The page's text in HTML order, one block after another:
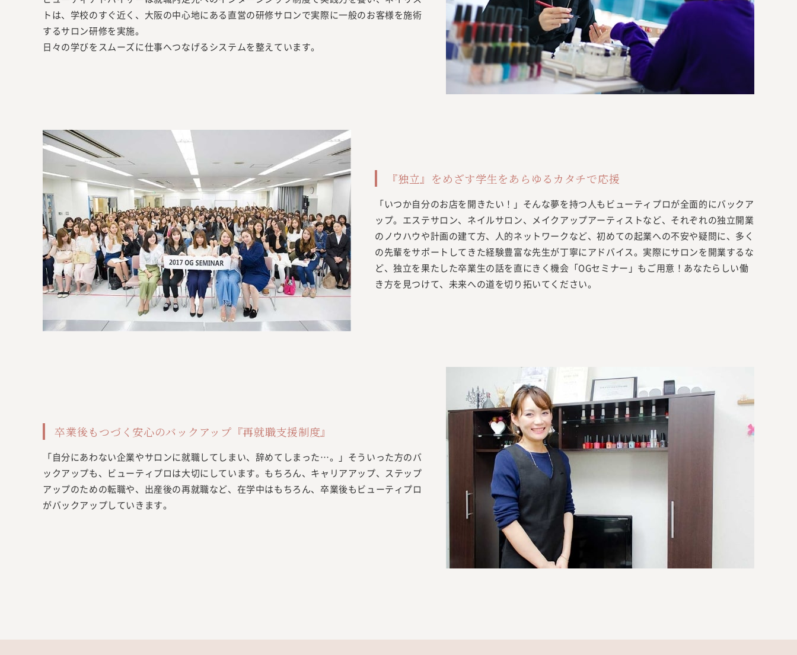
トは、学校のすぐ近く、大阪の中心地にある直営の研修サロンで実際に一般のお客様を施術
するサロン研修を実施。
日々の学びをスムーズに仕事へつなげるシステムを整えています。
『独立』をめざす学生をあらゆるカタチで応援
「いつか自分のお店を開きたい！」そんな夢を持つ人もビューティプロが全面的にバックア
ップ。エステサロン、ネイルサロン、メイクアップアーティストなど、それぞれの独立開業
のノウハウや計画の建て方、人的ネットワークなど、初めての起業への不安や疑問に、多く
の先輩をサポートしてきた経験豊富な先生が丁寧にアドバイス。実際にサロンを開業するな
ど、独立を果たした卒業生の話を直にきく機会「OGセミナー」もご用意！あなたらしい働
き方を見つけて、未来への道を切り拓いてください。
卒業後もつづく安心のバックアップ『再就職支援制度』
「自分にあわない企業やサロンに就職してしまい、辞めてしまった…。」そういった方のバ
ックアップも、ビューティプロは大切にしています。もちろん、キャリアアップ、ステップ
アップのための転職や、出産後の再就職など、在学中はもちろん、卒業後もビューティプロ
がバックアップしていきます。